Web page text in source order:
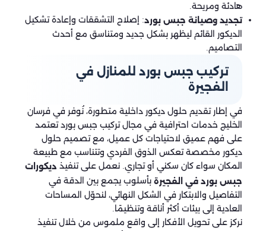
هادئة ومريحة.
تجديد وصيانة جبس بورد: إصلاح التشققات وإعادة تشكيل
الديكور القائم ليظهر بشكل جديد ومتناسق مع أحدث
التصاميم.
تركيب جبس بورد للمنازل في
الفجيرة
في إطار تقديم حلول ديكور داخلية متطورة، نُوفر في فرسان
الخليج خدمات احترافية في مجال تركيب جبس بورد تعتمد
على فهم عميق لاحتياجات كل عميل، مع تصميم حلول
ديكور مخصصة تعكس الذوق الفردي وتتناسب مع طبيعة
المكان سواء كان سكني أو تجاري. نعمل على تنفيذ ديكورات
جبس بورد في الفجيرة بأسلوب يجمع بين الدقة في
التفاصيل والابتكار في الشكل النهائي، لنحوّل المساحات
العادية إلى بيئات أكثر أناقة وتنظيمًا.
نركز على تحويل الأفكار إلى واقع ملموس من خلال تنفيذ